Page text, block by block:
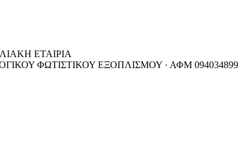
ΕΤΑΙΡΙΑ
ΦΩΤΙΣΤΙΚΟΥ ΕΞΟΠΛΙΣΜΟΥ · ΑΦΜ 094034899